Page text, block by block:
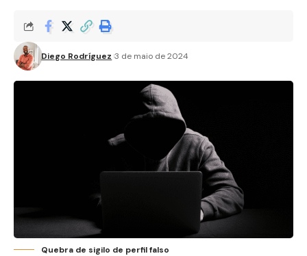
Diego Rodríguez 3 de maio de 2024
Quebra de sigilo de perfil falso